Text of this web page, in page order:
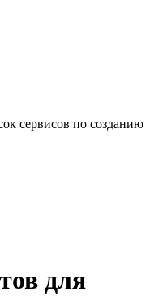
сервисов по созданию
для